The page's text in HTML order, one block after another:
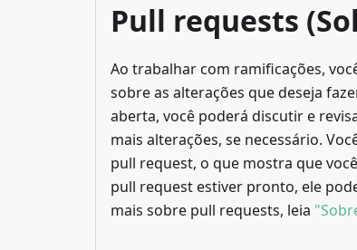
Pull requests
Ao trabalhar com ramificações,
sobre as alterações que deseja
aberta, você poderá discutir e
mais alterações, se necessário.
pull request, o que mostra que
pull request estiver pronto, ele
mais sobre pull requests, leia